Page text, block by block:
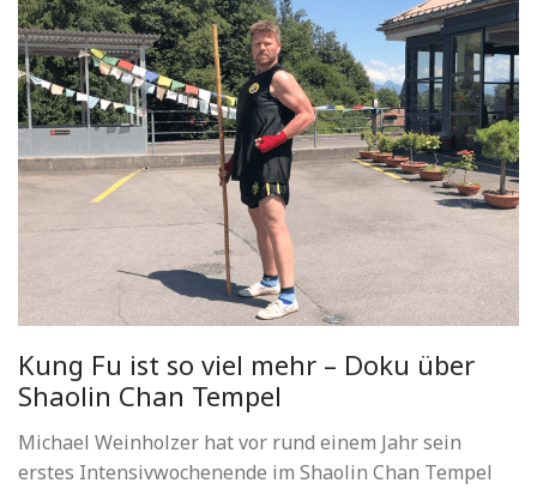
Kung Fu ist so viel mehr – Doku über
Shaolin Chan Tempel
Michael Weinholzer hat vor rund einem Jahr sein
erstes Intensivwochenende im Shaolin Chan Tempel